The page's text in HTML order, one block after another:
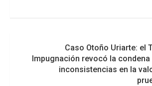
entradas
Caso Otoño Uriarte: el
Impugnación revocó la
inconsistencias en la